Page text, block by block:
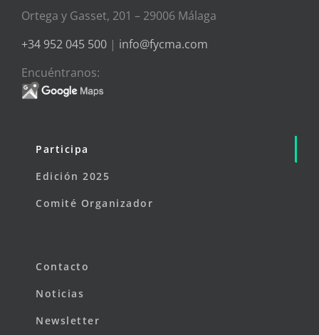
Ortega y Gasset, 201 – 29006 Málaga
+34 952 045 500 | info@fycma.com
Encuéntranos:
Participa
Edición 2025
Comité Organizador
Contacto
Noticias
Newsletter